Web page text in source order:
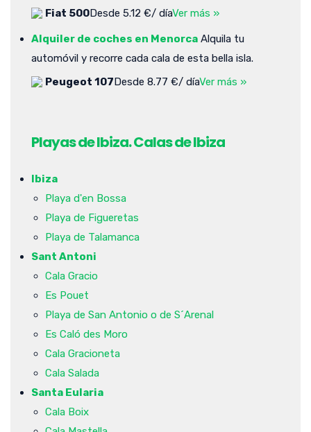
Fiat 500Desde 5.12 €/ díaVer más »
Alquiler de coches en Menorca Alquila tu
automóvil y recorre cada cala de esta bella isla.
Peugeot 107Desde 8.77 €/ díaVer más »
Playas de Ibiza. Calas de Ibiza
Ibiza
Playa d'en Bossa
Playa de Figueretas
Playa de Talamanca
Sant Antoni
Cala Gracio
Es Pouet
Playa de San Antonio o de S´Arenal
Es Caló des Moro
Cala Gracioneta
Cala Salada
Santa Eularia
Cala Boix